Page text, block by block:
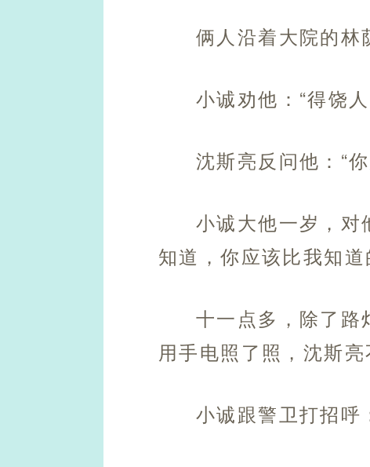
俩人沿着大院的林
小诚劝他：“得饶
沈斯亮反问他：“
小诚大他一岁，对
知道，你应该比我知道
十一点多，除了路
用手电照了照，沈斯
小诚跟警卫打招呼